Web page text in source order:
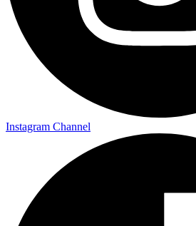
Instagram Channel